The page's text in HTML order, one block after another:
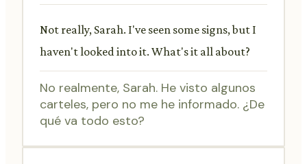
Not really, Sarah. I've seen some signs, but I
haven't looked into it. What's it all about?
No realmente, Sarah. He visto algunos
carteles, pero no me he informado. ¿De
qué va todo esto?